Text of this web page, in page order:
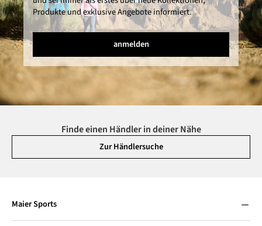
Produkte und exklusive Angebote informiert.
anmelden
Finde einen Händler in deiner Nähe
Zur Händlersuche
Maier Sports